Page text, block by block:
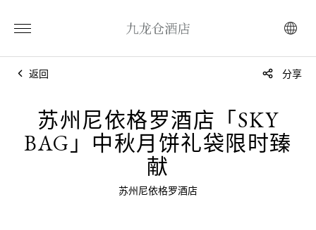
返回 分享
苏州尼依格罗酒店「SKY
BAG」中秋月饼礼袋限时臻
献
苏州尼依格罗酒店